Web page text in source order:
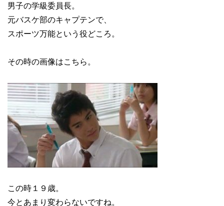
男子の学級委員長。
元バスケ部のキャプテンで、
スポーツ万能という役どころ。
その時の画像はこちら。
この時１９歳。
今とあまり変わらないですね。